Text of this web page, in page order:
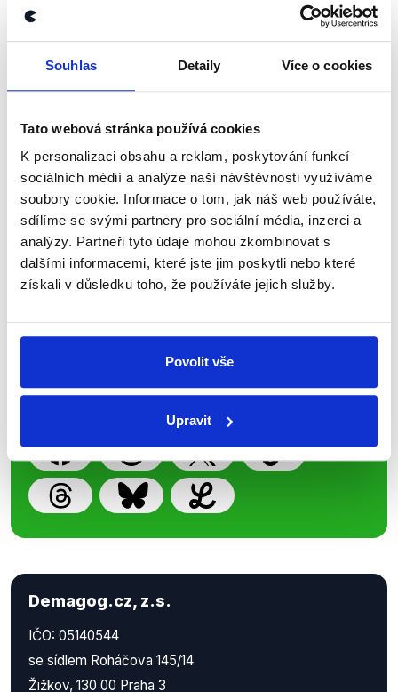
Souhlas Detaily Více o cookies
Tato webová stránka používá cookies
K personalizaci obsahu a reklam, poskytování funkcí
sociálních médií a analýze naší návštěvnosti využíváme
soubory cookie. Informace o tom, jak náš web používáte,
sdílíme se svými partnery pro sociální média, inzerci a
analýzy. Partneři tyto údaje mohou zkombinovat s
dalšími informacemi, které jste jim poskytli nebo které
získali v důsledku toho, že používáte jejich služby.
Povolit vše
Upravit
newsletteru nebo
whatsappového
shrnutí nejzajímavějších článků a analýz.
Začněte nás odebírat, a mějte tak
nepravdy se zrovna v Česku šíří.
Newsletter WhatsApp
Sociální sítě
Nenechte si ujít nejnovější události
z Demagog.cz. Sdílením našich
Demagog.cz, z.s.
IČO: 05140544
se sídlem Roháčova 145/14
Žižkov, 130 00 Praha 3